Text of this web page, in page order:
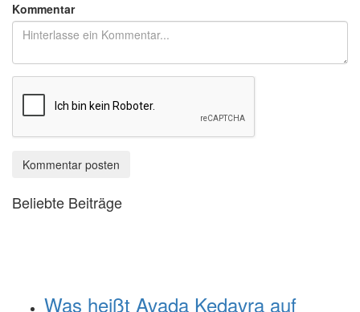
Kommentar
Kommentar posten
Beliebte Beiträge
Was heißt Avada Kedavra auf